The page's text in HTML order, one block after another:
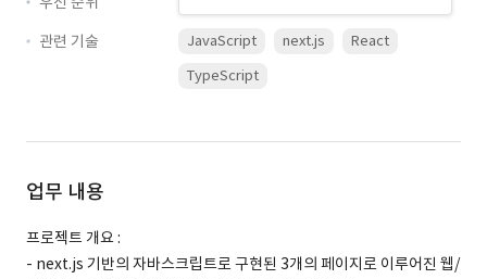
관련 기술
JavaScript next.js
React
TypeScript
업무 내용
프로젝트 개요 :
- next.js 기반의 자바스크립트로 구현된 3개의 페이지로 이루어진 웹/